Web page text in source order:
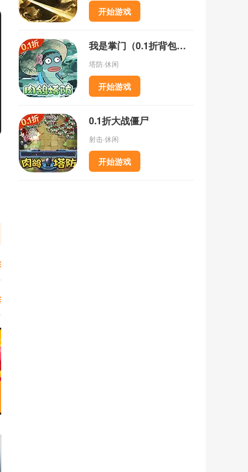
开始游戏
我是掌门（0.1折背包乱斗）
塔防·休闲
开始游戏
0.1折大战僵尸
射击·休闲
开始游戏